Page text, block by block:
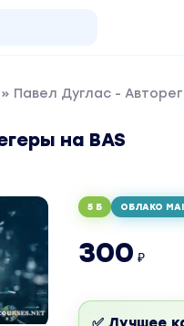
» Павел Дуглас -
на BAS
5 Б ОБЛАКО
300 ₽